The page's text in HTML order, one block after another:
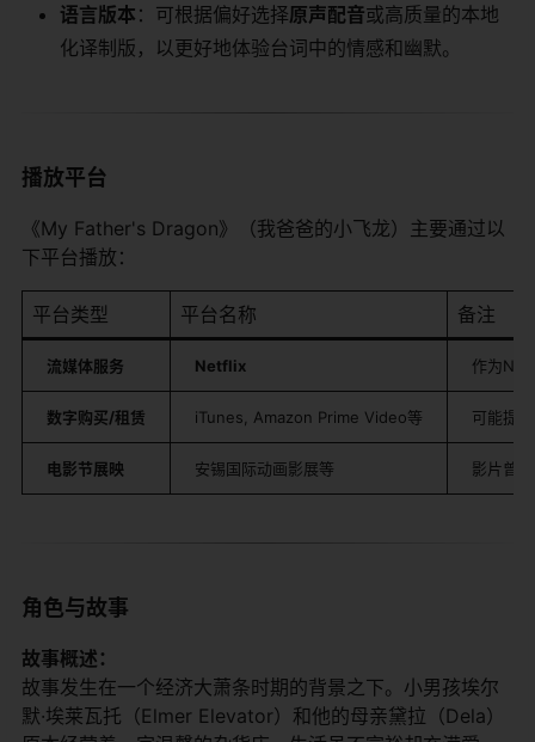
​语言版本​ ​：可根据偏好选择​​原声配音​​或高质量的本地
化译制版，以更好地体验台词中的情感和幽默。
播放平台
《My Father's Dragon》（我爸爸的小飞龙）主要通过以
下平台播放：
平台类型 平台名称 备注
​流媒体服务​ ​Netflix​ 作为
​数字购买/租赁​ iTunes, Amazon Prime Video等 可能提
​电影节展映​ 安锡国际动画影展等 影片曾
角色与故事
​故事概述：​
故事发生在一个经济大萧条时期的背景之下。小男孩埃尔
默·埃莱瓦托（Elmer Elevator）和他的母亲黛拉（Dela）